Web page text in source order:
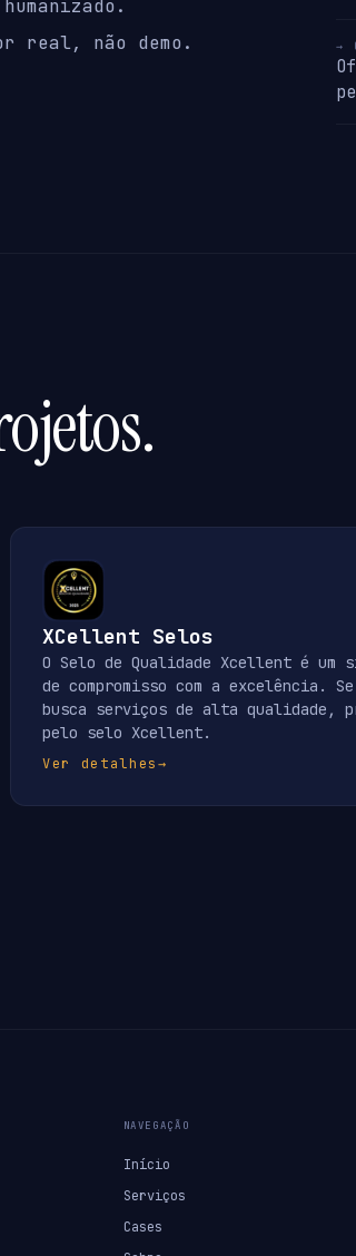
real, não demo. →
XCellent Selos
O Selo de Qualidade Xcellent é um
de compromisso com a excelência.
busca serviços de alta qualidade,
pelo selo Xcellent.
Ver detalhes→
NAVEGAÇÃO
Início
Serviços
Cases